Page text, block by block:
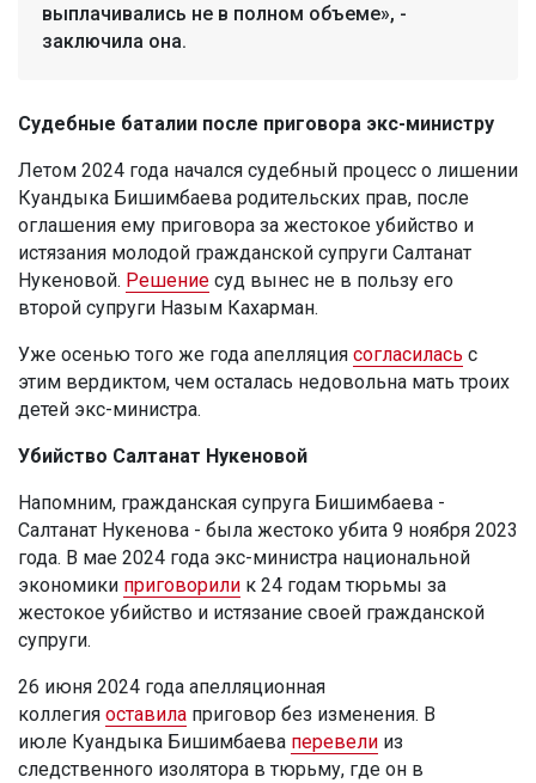
выплачивались не в полном объеме», -
заключила она.
Судебные баталии после приговора экс-министру
Летом 2024 года начался судебный процесс о лишении
Куандыка Бишимбаева родительских прав, после
оглашения ему приговора за жестокое убийство и
истязания молодой гражданской супруги Салтанат
Нукеновой. Решение суд вынес не в пользу его
второй супруги Назым Кахарман.
Уже осенью того же года апелляция согласилась с
этим вердиктом, чем осталась недовольна мать троих
детей экс-министра.
Убийство Салтанат Нукеновой
Напомним, гражданская супруга Бишимбаева -
Салтанат Нукенова - была жестоко убита 9 ноября 2023
года. В мае 2024 года экс-министра национальной
экономики приговорили к 24 годам тюрьмы за
жестокое убийство и истязание своей гражданской
супруги.
26 июня 2024 года апелляционная
коллегия оставила приговор без изменения. В
июле Куандыка Бишимбаева перевели из
следственного изолятора в тюрьму, где он в